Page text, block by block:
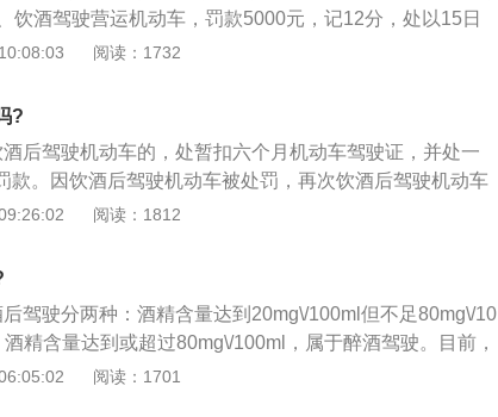
终生不得驾驶营运车辆，经过判决后处以拘役，并处罚
饮酒驾驶营运机动车，罚款5000元，记12分，处以15日
得重新获得驾照；3、醉酒驾驶机动车辆，吊销驾照，5
年内不得重新获取驾照，终生不得驾驶营运车辆，经过判
金。
阅读：1732
?
后驾驶机动车的，处暂扣六个月机动车驾驶证，并处一
款。因饮酒后驾驶机动车被处罚，再次饮酒后驾驶机动车
并处一千元以上二千元以下罚款，吊销机动车驾驶证；
；五年内不得重新取得机动车驾驶证；3、饮酒后驾驶营
拘留，并处五千元罚款，吊销机动车驾驶证，五年内不得
；4、醉酒驾驶营运机动车的，由公安机关交通管理部门
车驾驶证，依法追究刑事责任；十年内不得重新取得机动
动车驾驶证后，不得驾驶营运机动车；5、饮酒后或者醉
阅读：1812
驾驶分两种：酒精含量达到20mg\/100ml但不足80mg\/10
精含量达到或超过80mg\/100ml，属于醉酒驾驶。目前，
，醉酒驾驶属于犯罪行为；2、饮酒驾驶机动车辆，罚款1
阅读：1701